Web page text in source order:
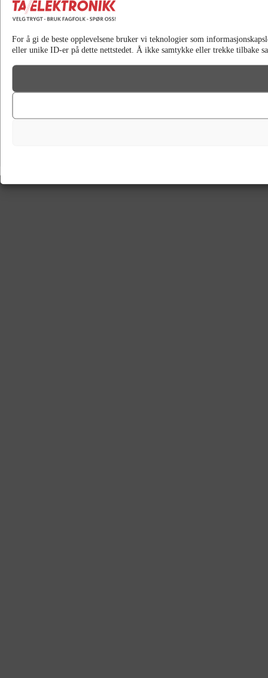
For å gi de beste opplevelsene bruker vi teknologier som
eller unike ID-er på dette nettstedet. Å ikke samtykke eller trekke tilbake